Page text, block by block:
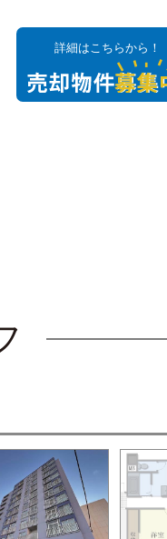
詳細はこちらから！